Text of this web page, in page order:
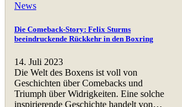
News
Die Comeback-Story: Felix Sturms
beeindruckende Rückkehr in den Boxring
14. Juli 2023
Die Welt des Boxens ist voll von
Geschichten über Comebacks und
Triumph über Widrigkeiten. Eine solche
inspirierende Geschichte handelt von…